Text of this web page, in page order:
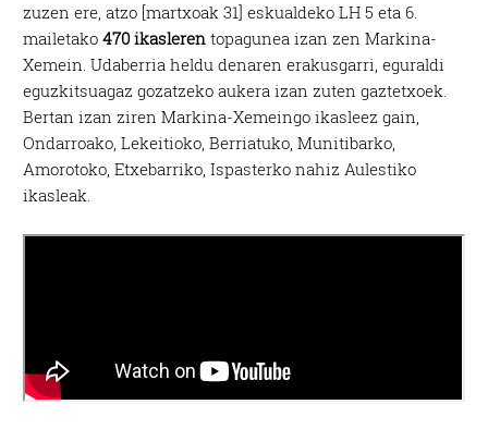
zuzen ere, atzo [martxoak 31] eskualdeko LH 5 eta 6.
mailetako470 ikasleren topagunea izan zen Markina-
Xemein. Udaberria heldu denaren erakusgarri, eguraldi
eguzkitsuagaz gozatzeko aukera izan zuten gaztetxoek.
Bertan izan ziren Markina-Xemeingo ikasleez gain,
Ondarroako, Lekeitioko, Berriatuko, Munitibarko,
Amorotoko, Etxebarriko, Ispasterko nahiz Aulestiko
ikasleak.